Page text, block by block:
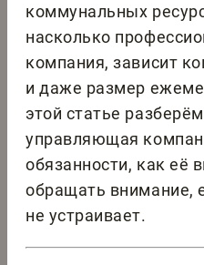
коммунальных
насколько
компания, зависит
и даже размер
этой статье
управляющая
обязанности, как её
обращать внимание,
не устраивает.